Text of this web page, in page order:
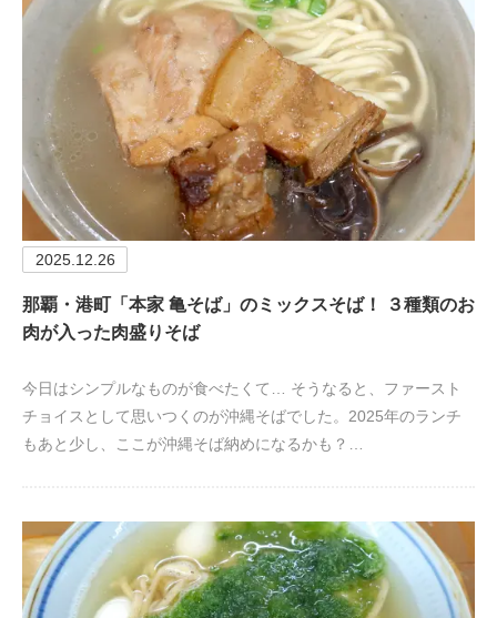
2025.12.26
那覇・港町「本家 亀そば」のミックスそば！ ３種類のお
肉が入った肉盛りそば
今日はシンプルなものが食べたくて… そうなると、ファースト
チョイスとして思いつくのが沖縄そばでした。2025年のランチ
もあと少し、ここが沖縄そば納めになるかも？…